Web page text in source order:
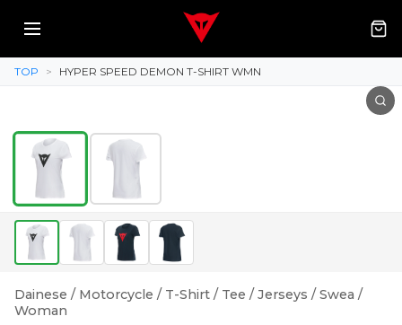
TOP > HYPER SPEED DEMON T-SHIRT WMN
Dainese / Motorcycle / T-Shirt / Tee / Jerseys / Swea /
Woman